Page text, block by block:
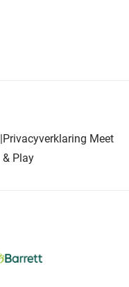
|Privacyverklaring Meet
& Play